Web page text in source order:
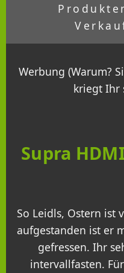
Werbung (Warum?
kriegt Ihr
Supra
So Leidls, Ostern ist
aufgestanden ist er
gefressen. Ihr
intervallfasten.